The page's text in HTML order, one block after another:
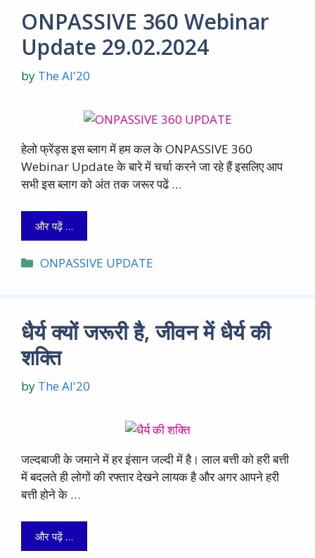
ONPASSIVE 360 Webinar
Update 29.02.2024
by The AI'20
हेलो फ्रेंड्स इस ब्लाग में हम कल के ONPASSIVE 360
Webinar Update के बारे में चर्चा करने जा रहे हैं इसलिए आप
सभी इस ब्लाग को अंत तक जरूर पढें …
और पढ़ें …
Categories
ONPASSIVE UPDATE
धैर्य क्यों जरूरी है, जीवन में धैर्य की
शक्ति
by The AI'20
जल्दबाजी के जमाने में हर इंसान जल्दी में है। लाल बत्ती को हरी बत्ती
में बदलते ही लोगों की रफ्तार देखने लायक है और अगर आपने हरी
बत्ती होने के …
और पढ़ें …